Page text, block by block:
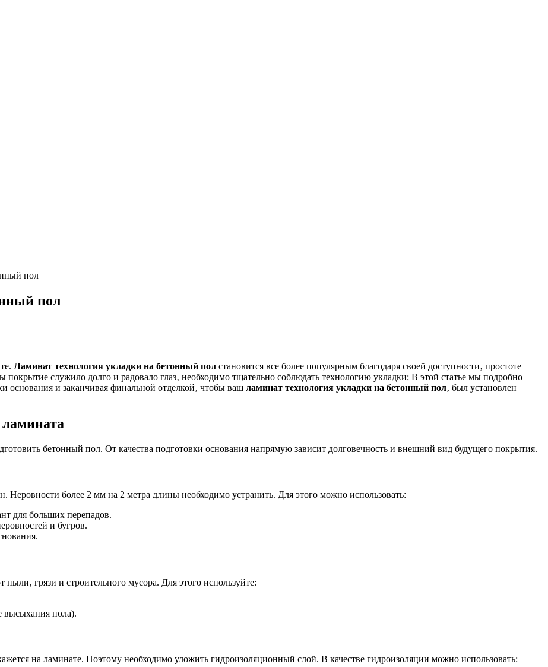
пол
пол
Ламинат технология укладки на бетонный пол становится все более популярным благодаря своей доступности‚ простоте
служило долго и радовало глаз‚ необходимо тщательно соблюдать технологию укладки; В этой статье мы подробно
основания и заканчивая финальной отделкой‚ чтобы ваш ламинат технология укладки на бетонный пол‚ был установлен
ламината
бетонный пол. От качества подготовки основания напрямую зависит долговечность и внешний вид будущего покрытия.
более 2 мм на 2 метра длины необходимо устранить. Для этого можно использовать:
для больших перепадов.
и бугров.
грязи и строительного мусора. Для этого используйте:
высыхания пола).
на ламинате. Поэтому необходимо уложить гидроизоляционный слой. В качестве гидроизоляции можно использовать: